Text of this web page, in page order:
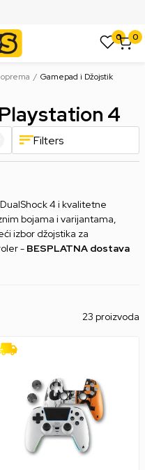
0 0
Gamepad i Džojstik
4
Filters
4 i kvalitetne
bojama i varijantama,
izbor džojstika za
- BESPLATNA dostava
23 proizvoda